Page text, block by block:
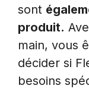
sont
produit.
main, vous
décider si
besoins